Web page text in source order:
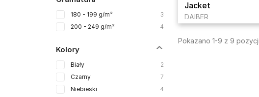
180 - 199 g/m²
3
200 - 249 g/m²
4
Kolory
Biały
2
Czarny
7
Niebieski
4
Jacket
DAIBER
Pokazano 1-9 z 9 pozycji